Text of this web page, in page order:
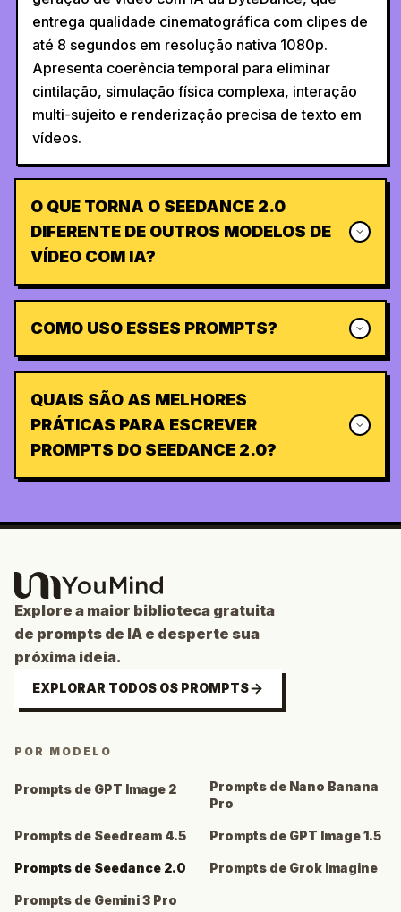
entrega qualidade cinematográfica com clipes de
até 8 segundos em resolução nativa 1080p.
Apresenta coerência temporal para eliminar
cintilação, simulação física complexa, interação
multi-sujeito e renderização precisa de texto em
vídeos.
O QUE TORNA O SEEDANCE 2.0
DIFERENTE DE OUTROS MODELOS DE
VÍDEO COM IA?
COMO USO ESSES PROMPTS?
QUAIS SÃO AS MELHORES
PRÁTICAS PARA ESCREVER
PROMPTS DO SEEDANCE 2.0?
Explore a maior biblioteca gratuita
de prompts de IA e desperte sua
próxima ideia.
EXPLORAR TODOS OS PROMPTS
POR MODELO
Prompts de GPT Image 2
Prompts de Nano Banana
Pro
Prompts de Seedream 4.5 Prompts de GPT Image 1.5
Prompts de Seedance 2.0 Prompts de Grok Imagine
Prompts de Gemini 3 Pro